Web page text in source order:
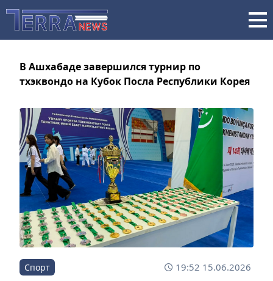
В Ашхабаде завершился турнир по
тхэквондо на Кубок Посла Республики Корея
Спорт 19:52 15.06.2026